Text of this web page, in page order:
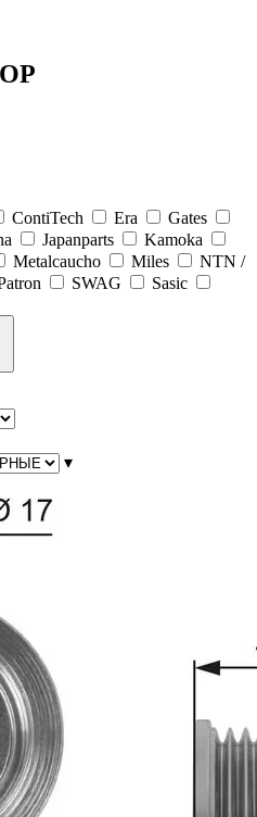
ContiTech Era
Gates
Japanparts
Kamoka
Metalcaucho Miles
NTN /
SWAG
Sasic
▾